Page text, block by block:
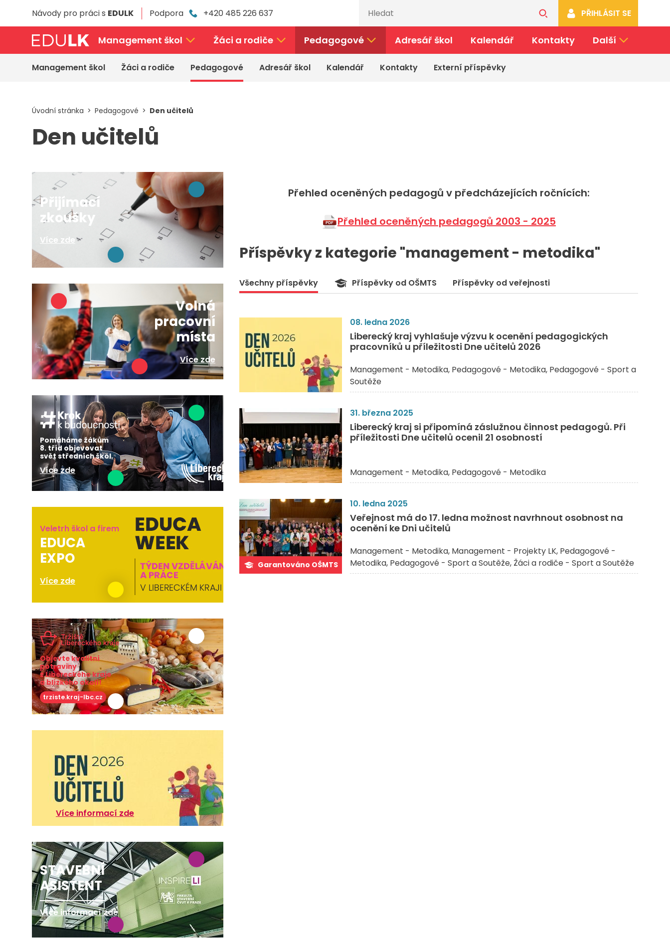
Návody pro práci s EDULK Podpora +420 485 226 637 PŘIHLÁSIT SE
Management škol Žáci a rodiče Pedagogové Adresář škol Kalendář Kontakty Další
Management škol Žáci a rodiče Pedagogové Adresář škol Kalendář Kontakty Externí příspěvky
Úvodní stránka Pedagogové Den učitelů
Den učitelů
Přehled oceněných pedagogů v předcházejících ročnících:
Přehled oceněných pedagogů 2003 - 2025
Příspěvky z kategorie "management - metodika"
Všechny příspěvky Příspěvky od OŠMTS Příspěvky od veřejnosti
08. ledna 2026
Liberecký kraj vyhlašuje výzvu k ocenění pedagogických
pracovníků u příležitosti Dne učitelů 2026
Management - Metodika Pedagogové - Metodika Pedagogové - Sport a
Soutěže
31. března 2025
Liberecký kraj si připomíná záslužnou činnost pedagogů. Při
příležitosti Dne učitelů ocenil 21 osobností
Management - Metodika Pedagogové - Metodika
Garantováno OŠMTS
10. ledna 2025
Veřejnost má do 17. ledna možnost navrhnout osobnost na
ocenění ke Dni učitelů
Management - Metodika Management - Projekty LK Pedagogové -
Metodika Pedagogové - Sport a Soutěže Žáci a rodiče - Sport a Soutěže
Přijímací
zkoušky
Více zde
Volná
pracovní
místa
Více zde
Pomáháme žákům
8. tříd objevovat
svět středních škol.
Více zde
Veletrh škol a firem
EDUCA
EXPO
Více zde
Objevte kvalitní
potraviny
z Libereckého kraje
a blízkého okolí!
trziste.kraj-lbc.cz
Více informací zde
STAVEBNÍ
ASISTENT
Více informací zde